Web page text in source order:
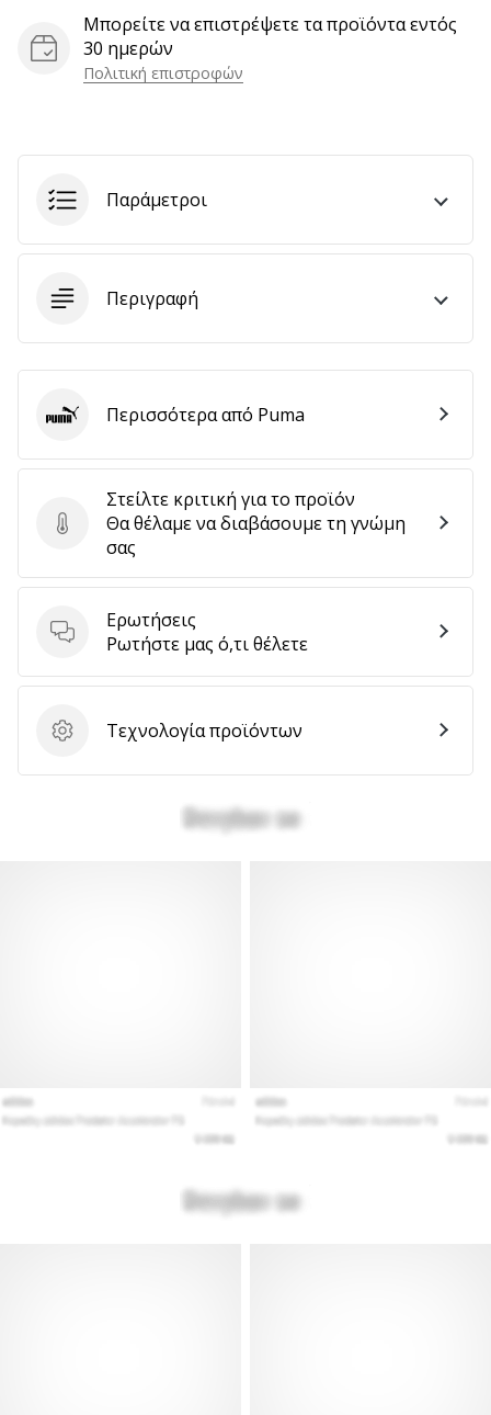
αποφέρουν
έσοδα.
όλων
άρθρων
Μπορείτε να επιστρέψετε τα προϊόντα εντός
30 ημερών
Πολιτική επιστροφών
Παράμετροι
Περιγραφή
Στείλτε κριτική για το προϊόν
Στείλτε κριτική για το προϊόν
Θα θέλαμε να διαβάσουμε τη γνώμη
σας
Ερωτήσεις
Ερωτήσεις
Ρωτήστε μας ό,τι θέλετε
Τεχνολογία προϊόντων
Τεχνολογία προϊόντων
PumaΠερισσότερα από Puma